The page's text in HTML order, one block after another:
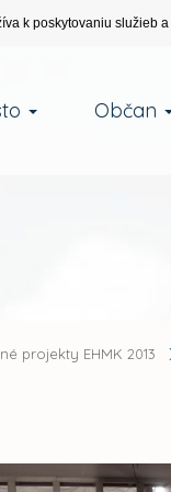
k poskytovaniu služieb
Občan
projekty EHMK 2013